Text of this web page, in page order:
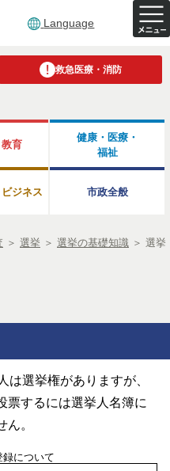
Language
救急医療・消防
育
健康・医療・
福祉
ジネス 市政全般
＞ 選挙 ＞ 選挙の基礎知識 ＞ 選挙
は選挙権がありますが、
票するには選挙人名簿に
。
について